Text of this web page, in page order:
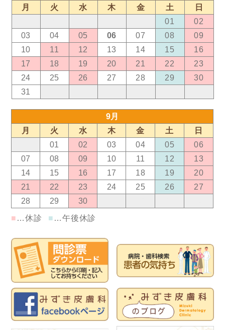
月
火 水 木 金 土
日
01
02
03
04 05 06 07 08
09
10
11 12 13 14 15
16
17
18 19 20 21 22
23
24
25 26 27 28 29
30
31
9月
月
火 水 木 金 土
日
01 02 03 04 05
06
07
08 09 10 11 12
13
14
15 16 17 18 19
20
21
22 23 24 25 26
27
28
29 30
■ …休診 ■ …午後休診